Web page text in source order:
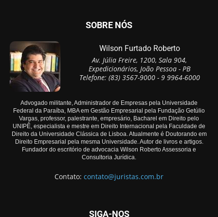
SOBRE NÓS
Wilson Furtado Roberto
Av. Júlia Freire, 1200, Sala 904,
Expedicionários, João Pessoa - PB
Telefone: (83) 3567-9000 - 9 9964-6000
Advogado militante, Administrador de Empresas pela Universidade
Federal da Paraíba, MBA em Gestão Empresarial pela Fundação Getúlio
Vargas, professor, palestrante, empresário, Bacharel em Direito pelo
UNIPÊ, especialista e mestre em Direito Internacional pela Faculdade de
Direito da Universidade Clássica de Lisboa. Atualmente é Doutorando em
Direito Empresarial pela mesma Universidade. Autor de livros e artigos.
Fundador do escritório de advocacia Wilson Roberto Assessoria e
Consultoria Jurídica.
Contato: contato@juristas.com.br
SIGA-NOS